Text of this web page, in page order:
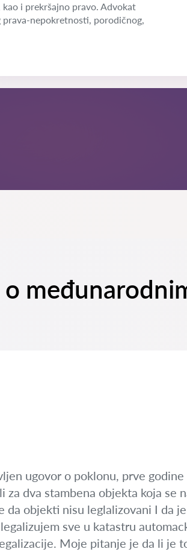
i prekršajno pravo. Advokat
nepokretnosti, porodičnog,
ugovor o poklonu, prve
dva stambena objekta koja se
da objekti nisu leglalizovani I da
sve u katastru
Moje pitanje je da li je